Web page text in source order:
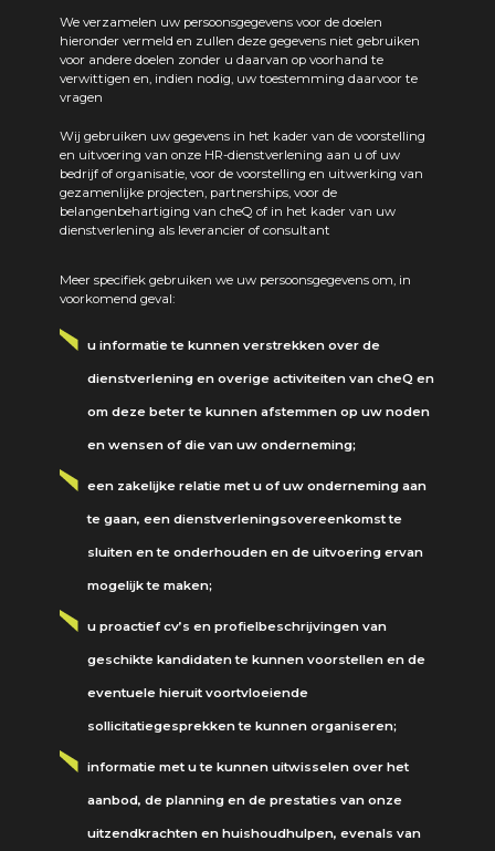
We verzamelen uw persoonsgegevens voor de doelen
hieronder vermeld en zullen deze gegevens niet gebruiken
voor andere doelen zonder u daarvan op voorhand te
verwittigen en, indien nodig, uw toestemming daarvoor te
vragen
Wij gebruiken uw gegevens in het kader van de voorstelling
en uitvoering van onze HR-dienstverlening aan u of uw
bedrijf of organisatie, voor de voorstelling en uitwerking van
gezamenlijke projecten, partnerships, voor de
belangenbehartiging van cheQ of in het kader van uw
dienstverlening als leverancier of consultant
Meer specifiek gebruiken we uw persoonsgegevens om, in
voorkomend geval:
u informatie te kunnen verstrekken over de
dienstverlening en overige activiteiten van cheQ en
om deze beter te kunnen afstemmen op uw noden
en wensen of die van uw onderneming;
een zakelijke relatie met u of uw onderneming aan
te gaan, een dienstverleningsovereenkomst te
sluiten en te onderhouden en de uitvoering ervan
mogelijk te maken;
u proactief cv’s en profielbeschrijvingen van
geschikte kandidaten te kunnen voorstellen en de
eventuele hieruit voortvloeiende
sollicitatiegesprekken te kunnen organiseren;
informatie met u te kunnen uitwisselen over het
aanbod, de planning en de prestaties van onze
uitzendkrachten en huishoudhulpen, evenals van